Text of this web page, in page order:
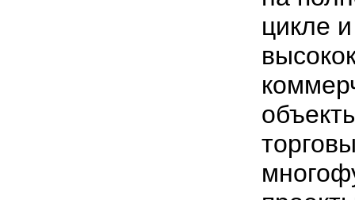
цикле